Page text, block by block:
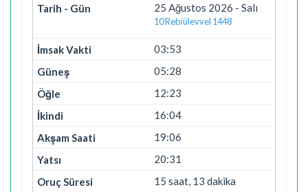
25 Ağustos 2026 - Salı
10 Rebiülevvel 1448
03:53
05:28
12:23
16:04
19:06
20:31
15 saat, 13 dakika